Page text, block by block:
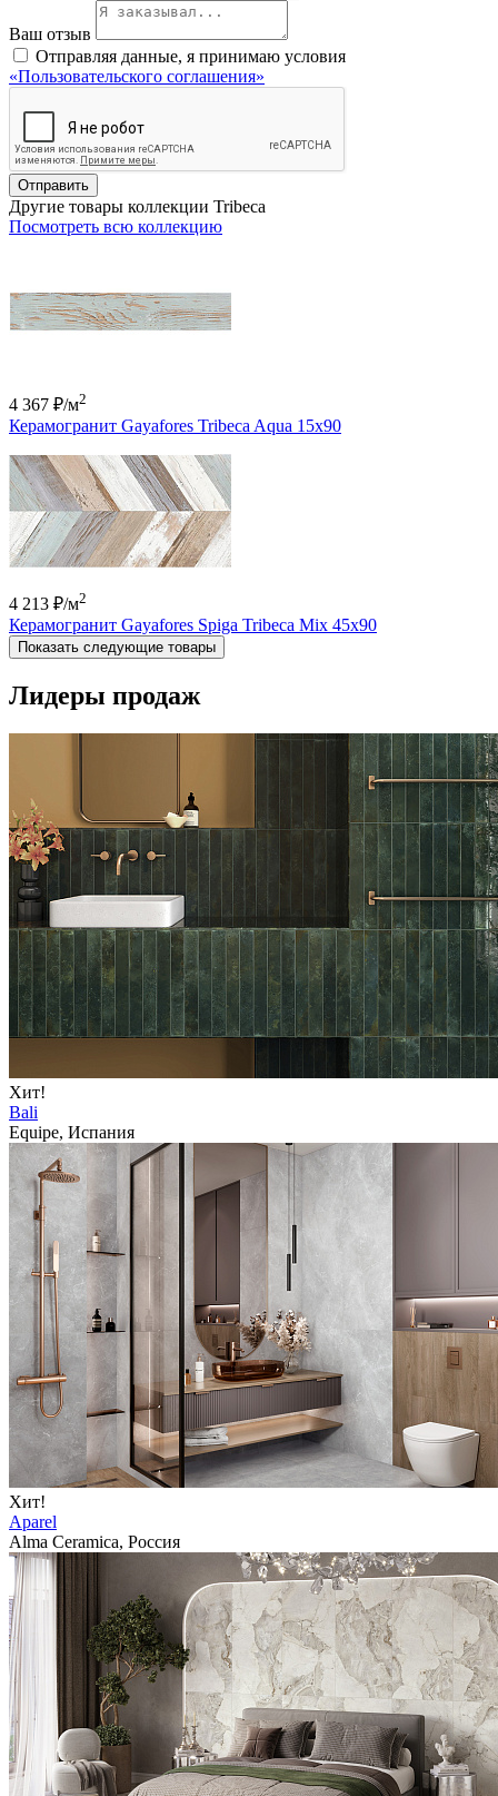
Ваш отзыв
Отправляя данные, я принимаю условия
«Пользовательского соглашения»
Отправить
Другие товары коллекции Tribeca
Посмотреть всю коллекцию
4 367 ₽/м2
Керамогранит Gayafores Tribeca Aqua 15x90
4 213 ₽/м2
Керамогранит Gayafores Spiga Tribeca Mix 45x90
Показать следующие товары
Лидеры продаж
Хит!
Bali
Equipe, Испания
Хит!
Aparel
Alma Ceramica, Россия